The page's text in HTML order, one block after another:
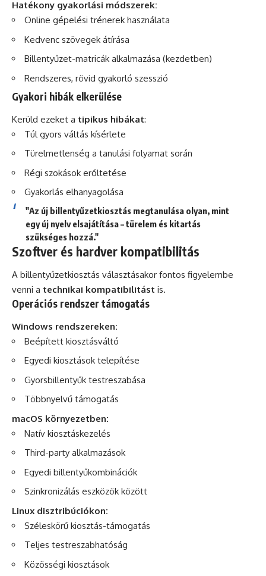
Hatékony gyakorlási módszerek:
Online gépelési trénerek használata
Kedvenc szövegek átírása
Billentyűzet-matricák alkalmazása (kezdetben)
Rendszeres, rövid gyakorló szesszió
Gyakori hibák elkerülése
Kerüld ezeket a tipikus hibákat:
Túl gyors váltás kísérlete
Türelmetlenség a tanulási folyamat során
Régi szokások erőltetése
Gyakorlás elhanyagolása
"Az új billentyűzetkiosztás megtanulása olyan, mint
egy új nyelv elsajátítása – türelem és kitartás
szükséges hozzá."
Szoftver és hardver kompatibilitás
A billentyűzetkiosztás választásakor fontos figyelembe
venni a technikai kompatibilitást is.
Operációs rendszer támogatás
Windows rendszereken:
Beépített kiosztásváltó
Egyedi kiosztások telepítése
Gyorsbillentyűk testreszabása
Többnyelvű támogatás
macOS környezetben:
Natív kiosztáskezelés
Third-party alkalmazások
Egyedi billentyűkombinációk
Szinkronizálás eszközök között
Linux disztribúciókon:
Széleskörű kiosztás-támogatás
Teljes testreszabhatóság
Közösségi kiosztások